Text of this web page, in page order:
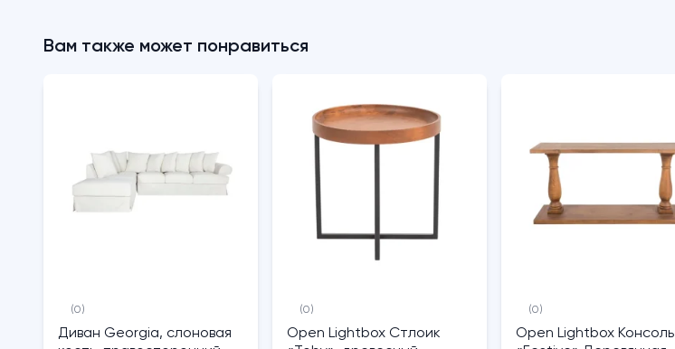
Вам также может понравиться
(0)
Диван Georgia, слоновая
(0)
Open Lightbox Стлоик
(0)
Open Lightbox Консоль